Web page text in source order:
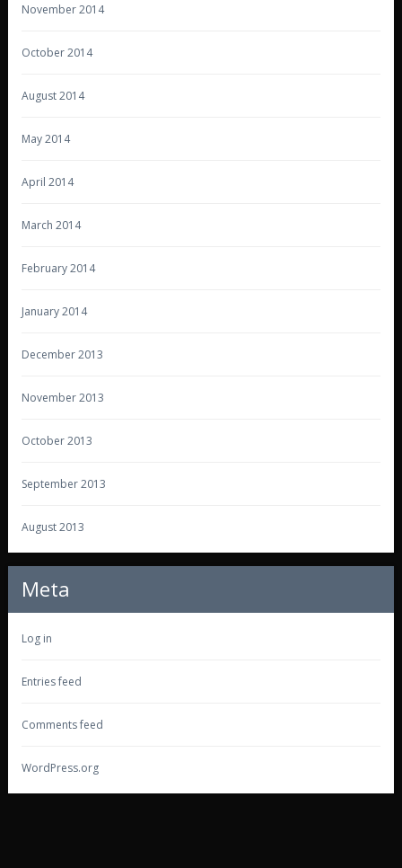
November 2014
October 2014
August 2014
May 2014
April 2014
March 2014
February 2014
January 2014
December 2013
November 2013
October 2013
September 2013
August 2013
Meta
Log in
Entries feed
Comments feed
WordPress.org